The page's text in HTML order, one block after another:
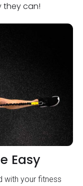
they can!
Easy
with your fitness